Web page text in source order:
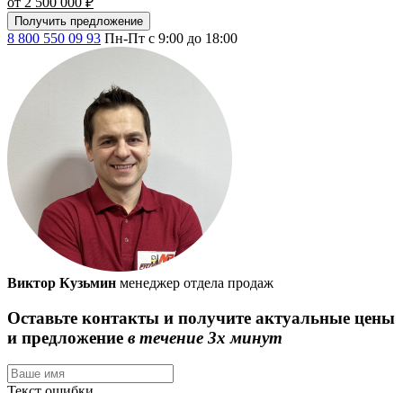
Получить предложение
8 800 550 09 93 Пн-Пт с 9:00 до 18:00
Виктор Кузьмин менеджер отдела продаж
Оставьте контакты и получите актуальные цены
и предложение в течение 3х минут